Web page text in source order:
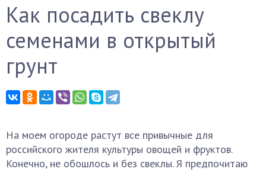
Как посадить свеклу
семенами в открытый
грунт
На моем огороде растут все привычные для
российского жителя культуры овощей и фруктов.
Конечно, не обошлось и без свеклы. Я предпочитаю